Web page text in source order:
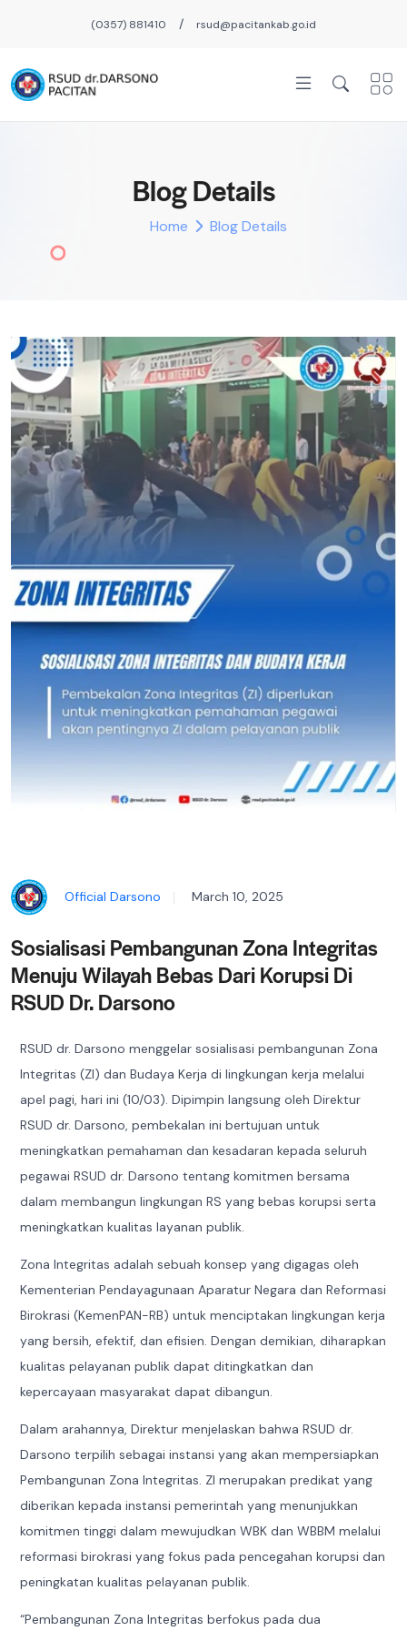
(0357) 881410 / rsud@pacitankab.go.id
Blog Details
Home Blog Details
Official Darsono March 10, 2025
Sosialisasi Pembangunan Zona Integritas
Menuju Wilayah Bebas Dari Korupsi Di
RSUD Dr. Darsono
RSUD dr. Darsono menggelar sosialisasi pembangunan Zona
Integritas (ZI) dan Budaya Kerja di lingkungan kerja melalui
apel pagi, hari ini (10/03). Dipimpin langsung oleh Direktur
RSUD dr. Darsono, pembekalan ini bertujuan untuk
meningkatkan pemahaman dan kesadaran kepada seluruh
pegawai RSUD dr. Darsono tentang komitmen bersama
dalam membangun lingkungan RS yang bebas korupsi serta
meningkatkan kualitas layanan publik.
Zona Integritas adalah sebuah konsep yang digagas oleh
Kementerian Pendayagunaan Aparatur Negara dan Reformasi
Birokrasi (KemenPAN-RB) untuk menciptakan lingkungan kerja
yang bersih, efektif, dan efisien. Dengan demikian, diharapkan
kualitas pelayanan publik dapat ditingkatkan dan
kepercayaan masyarakat dapat dibangun.
Dalam arahannya, Direktur menjelaskan bahwa RSUD dr.
Darsono terpilih sebagai instansi yang akan mempersiapkan
Pembangunan Zona Integritas. ZI merupakan predikat yang
diberikan kepada instansi pemerintah yang menunjukkan
komitmen tinggi dalam mewujudkan WBK dan WBBM melalui
reformasi birokrasi yang fokus pada pencegahan korupsi dan
peningkatan kualitas pelayanan publik.
“Pembangunan Zona Integritas berfokus pada dua